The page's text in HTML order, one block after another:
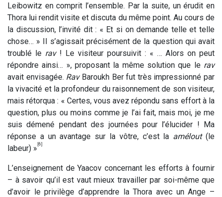
Leibowitz en comprit l’ensemble. Par la suite, un érudit en
Thora lui rendit visite et discuta du même point. Au cours de
la discussion, l’invité dit : « Et si on demande telle et telle
chose… » Il s’agissait précisément de la question qui avait
troublé le rav! Le visiteur poursuivit : « … Alors on peut
répondre ainsi… », proposant la même solution que le rav
avait envisagée. RavBaroukh Ber fut très impressionné par
la vivacité et la profondeur du raisonnement de son visiteur,
mais rétorqua : « Certes, vous avez répondu sans effort à la
question, plus ou moins comme je l’ai fait, mais moi, je me
suis démené pendant des journées pour l’élucider ! Ma
réponse a un avantage sur la vôtre, c’est la amélout(le
labeur) » [6]
L’enseignement de Yaacov concernant les efforts à fournir
– à savoir qu’il est vaut mieux travailler par soi-même que
d’avoir le privilège d’apprendre la Thora avec un Ange –